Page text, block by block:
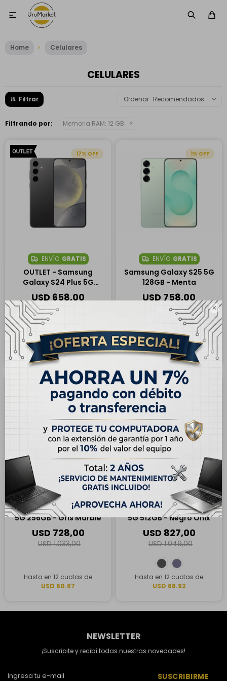


Home Celulares
CELULARES
Recomendados
Filtrando por: Memoria RAM: 12 GB
17
ENVÍO GRATIS
OUTLET - Samsung
Galaxy S24 Plus 5G
256GB - Negro Ónix
USD658,00
USD 799,00
Hasta en 12 cuotas de
USD 54.84
1
ENVÍO GRATIS
Samsung Galaxy S25 5G
128GB - Menta
USD758,00
770,00
Hasta en 12 cuotas de
USD 63.17
29
ENVÍO
Samsung Galaxy S24 Plus
5G 256GB - Gris Marble
USD 728,00
USD 1.033,00
Hasta en 12 cuotas de
USD 60.67
GRATIS
Samsung Galaxy S24 Plus
5G 512GB - Negro Ónix
USD 827,00
USD 1.049,00
Hasta en 12 cuotas de
USD 68.92
NEWSLETTER
¡Suscribite y recibí todas nuestras novedades!
SUSCRIBIRME